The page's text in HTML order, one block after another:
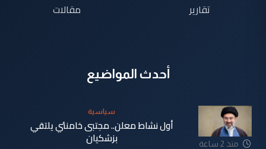
تقارير
مقالات
أحدث المواضيع
منذ 2 ساعة
سياسية
أول نشاط معلن.. مجتبى خامنئي يلتقي
بزشكيان